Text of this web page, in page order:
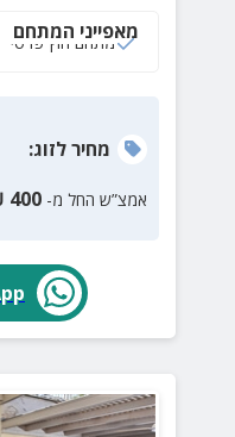
מאפייני המתחם
מתחם חוץ פרטי
מחירלזוג:
אמצ”ש החל מ- 400